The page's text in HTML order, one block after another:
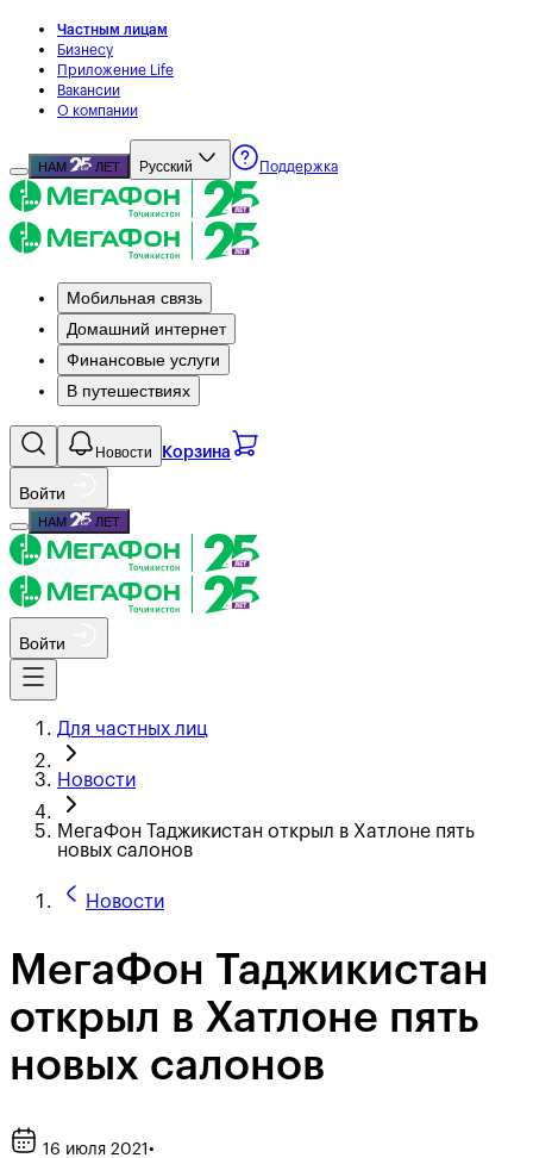
Частным лицам
Бизнесу
Приложение Life
Вакансии
О компании
НАМ ЛЕТ Русский Поддержка
Мобильная связь
Домашний интернет
Финансовые услуги
В путешествиях
Новости Корзина
Войти
НАМ ЛЕТ
Войти
Для частных лиц
Новости
МегаФон Таджикистан открыл в Хатлоне пять
новых салонов
Новости
МегаФон Таджикистан
открыл в Хатлоне пять
новых салонов
16 июля 2021 •